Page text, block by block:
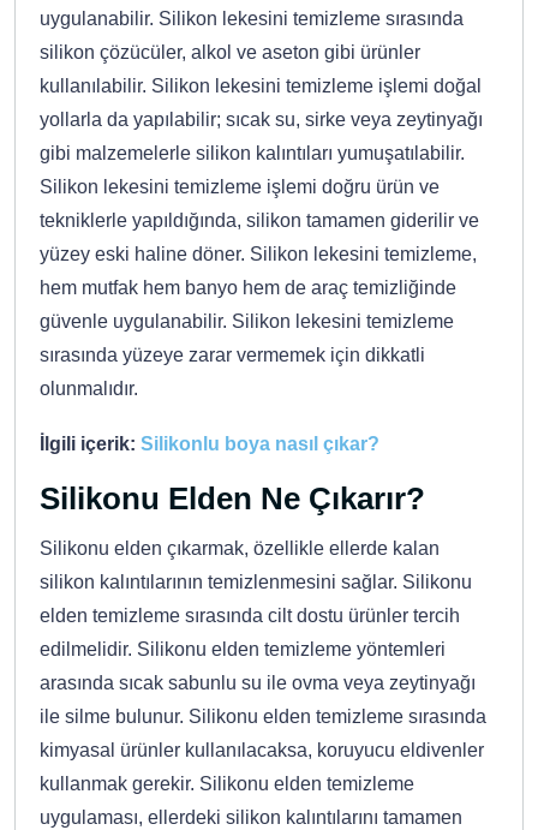
uygulanabilir. Silikon lekesini temizleme sırasında
silikon çözücüler, alkol ve aseton gibi ürünler
kullanılabilir. Silikon lekesini temizleme işlemi doğal
yollarla da yapılabilir; sıcak su, sirke veya zeytinyağı
gibi malzemelerle silikon kalıntıları yumuşatılabilir.
Silikon lekesini temizleme işlemi doğru ürün ve
tekniklerle yapıldığında, silikon tamamen giderilir ve
yüzey eski haline döner. Silikon lekesini temizleme,
hem mutfak hem banyo hem de araç temizliğinde
güvenle uygulanabilir. Silikon lekesini temizleme
sırasında yüzeye zarar vermemek için dikkatli
olunmalıdır.
İlgili içerik: Silikonlu boya nasıl çıkar?
Silikonu Elden Ne Çıkarır?
Silikonu elden çıkarmak, özellikle ellerde kalan
silikon kalıntılarının temizlenmesini sağlar. Silikonu
elden temizleme sırasında cilt dostu ürünler tercih
edilmelidir. Silikonu elden temizleme yöntemleri
arasında sıcak sabunlu su ile ovma veya zeytinyağı
ile silme bulunur. Silikonu elden temizleme sırasında
kimyasal ürünler kullanılacaksa, koruyucu eldivenler
kullanmak gerekir. Silikonu elden temizleme
uygulaması, ellerdeki silikon kalıntılarını tamamen